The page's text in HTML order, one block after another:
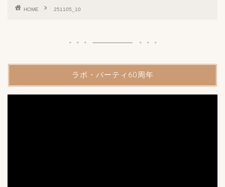
HOME 251105_10
ラボ・パーティ60周年